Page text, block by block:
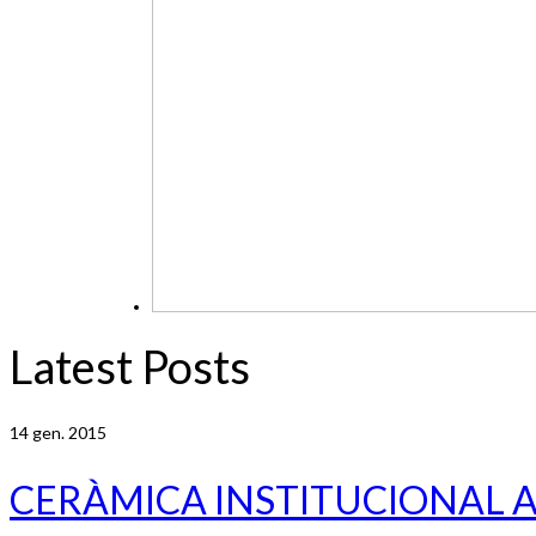
Latest Posts
14gen. 2015
CERÀMICA INSTITUCIONAL